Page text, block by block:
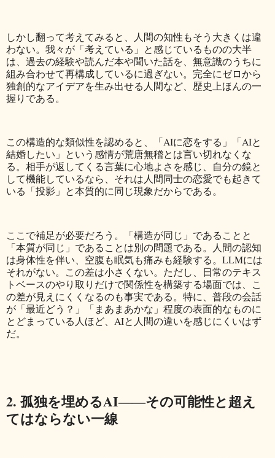
しかし翻って考えてみると、人間の知性もそう大きくは違
わない。我々が「考えている」と感じているものの大半
は、過去の経験や読んだ本や聞いた話を、無意識のうちに
組み合わせて再構成しているに過ぎない。完全にゼロから
独創的なアイデアを生み出せる人間など、歴史上ほんの一
握りである。
この構造的な類似性を認めると、「AIに恋をする」「AIと
結婚したい」という感情が荒唐無稽とは言い切れなくな
る。相手が返してくる言葉に心地よさを感じ、自分の鏡と
して機能しているなら、それは人間同士の恋愛でも起きて
いる「投影」と本質的に同じ現象だからである。
ここで補足が必要だろう。「構造が同じ」であることと
「本質が同じ」であることは別の問題である。人間の認知
は身体性を伴い、空腹も眠気も痛みも経験する。LLMには
それがない。この差は小さくない。ただし、日常のテキス
トベースのやり取りだけで関係性を構築する場面では、こ
の差が見えにくくなるのも事実である。特に、普段の会話
が「最近どう？」「まあまあかな」程度の表面的なものに
とどまっている人ほど、AIと人間の違いを感じにくいはず
だ。
2. 孤独を埋めるAI――その可能性と超え
てはならない一線